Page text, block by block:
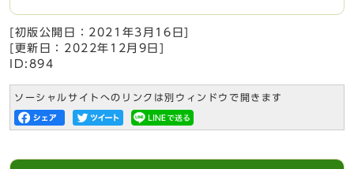
[初版公開日： 2021年3月16日
[更新日： 2022年12月9日
ID:894
ソーシャルサイトへのリンクは別ウィンドウで開きます